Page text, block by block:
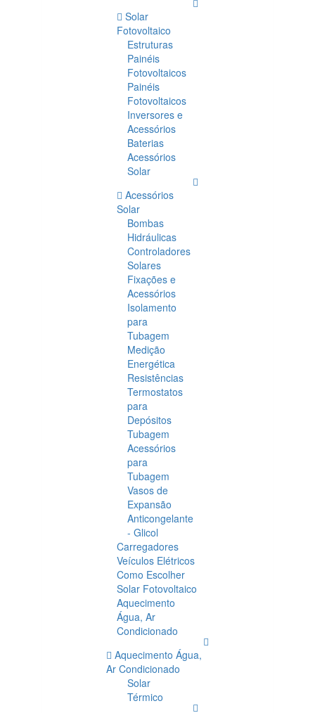
Solar
Fotovoltaico
Estruturas
Painéis
Fotovoltaicos
Painéis
Fotovoltaicos
Inversores e
Acessórios
Baterias
Acessórios
Solar
Acessórios
Solar
Bombas
Hidráulicas
Controladores
Solares
Fixações e
Acessórios
Isolamento
para
Tubagem
Medição
Energética
Resistências
Termostatos
para
Depósitos
Tubagem
Acessórios
para
Tubagem
Vasos de
Expansão
Anticongelante
- Glicol
Carregadores
Veículos Elétricos
Como Escolher
Solar Fotovoltaico
Aquecimento
Água, Ar
Condicionado
Aquecimento Água,
Ar Condicionado
Solar
Térmico